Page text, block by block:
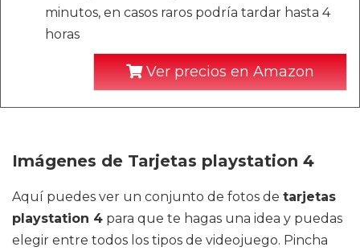
minutos, en casos raros podría tardar hasta 4
horas
Ver precios en Amazon
Imágenes de Tarjetas playstation 4
Aquí puedes ver un conjunto de fotos de tarjetas
playstation 4 para que te hagas una idea y puedas
elegir entre todos los tipos de videojuego. Pincha